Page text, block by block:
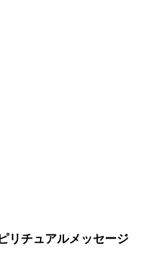
リチュアルメッセージ